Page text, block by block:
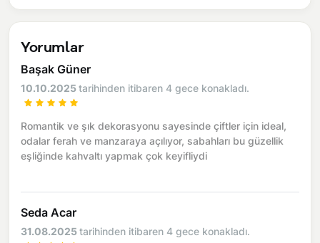
Yorumlar
Başak Güner
10.10.2025tarihinden itibaren 4 gece konakladı.
Romantik ve şık dekorasyonu sayesinde çiftler için ideal,
odalar ferah ve manzaraya açılıyor, sabahları bu güzellik
eşliğinde kahvaltı yapmak çok keyifliydi
Seda Acar
31.08.2025tarihinden itibaren 4 gece konakladı.